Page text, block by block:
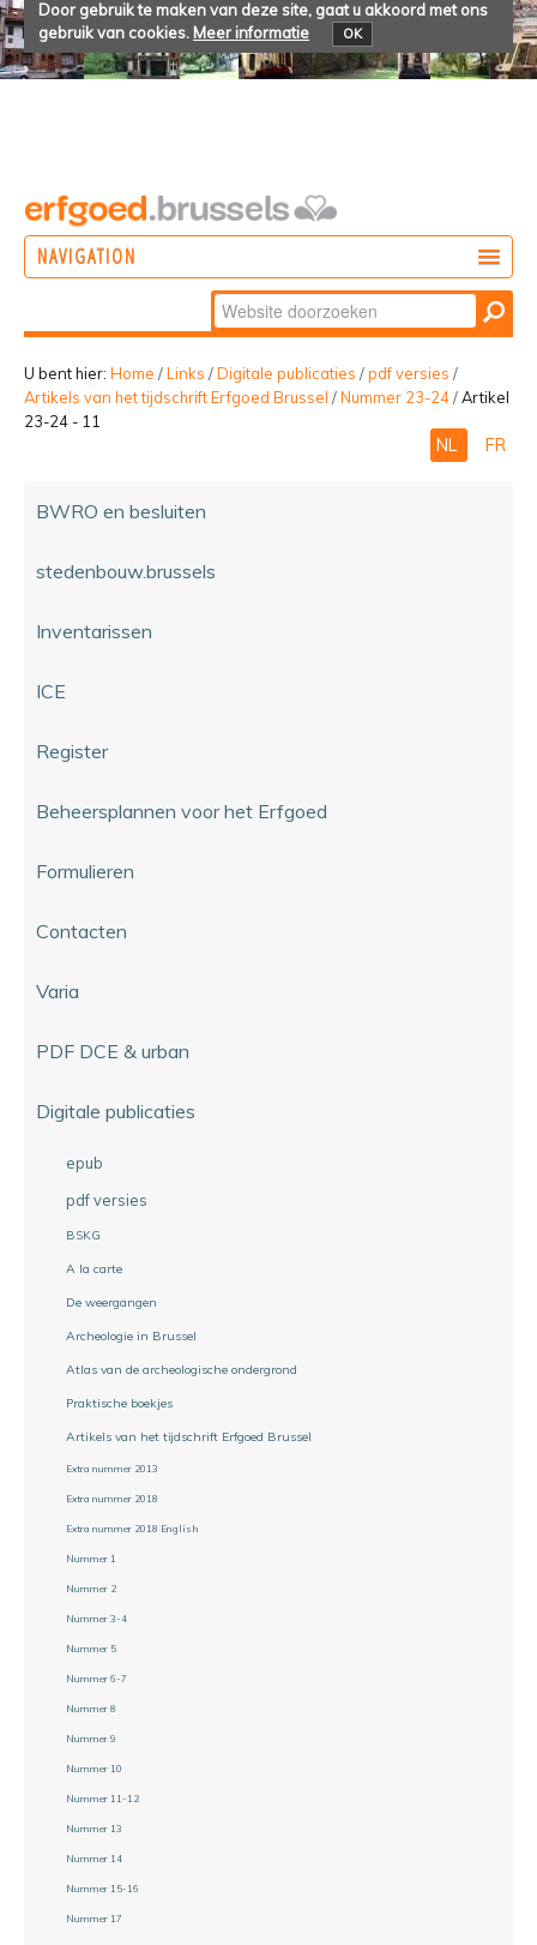
Door gebruik te maken van deze site, gaat u akkoord met ons
gebruik van cookies. Meer informatie OK
NAVIGATION
BELEVEN
Zoek
Geavanceerd
zoeken...
U bent hier: Home /Links /Digitale publicaties /pdf versies /
Artikels van het tijdschrift Erfgoed Brussel /Nummer 23-24/Artikel
23-24 - 11
NL FR
BWRO en besluiten
stedenbouw.brussels
Inventarissen
ICE
Register
Beheersplannen voor het Erfgoed
Formulieren
Contacten
Varia
PDF DCE & urban
Digitale publicaties
epub
pdf versies
BSKG
A la carte
De weergangen
Archeologie in Brussel
Atlas van de archeologische ondergrond
Praktische boekjes
Artikels van het tijdschrift Erfgoed Brussel
Extra nummer 2013
Extra nummer 2018
Extra nummer 2018 English
Nummer 1
Nummer 2
Nummer 3-4
Nummer 5
Nummer 6-7
Nummer 8
Nummer 9
Nummer 10
Nummer 11-12
Nummer 13
Nummer 14
Nummer 15-16
Nummer 17